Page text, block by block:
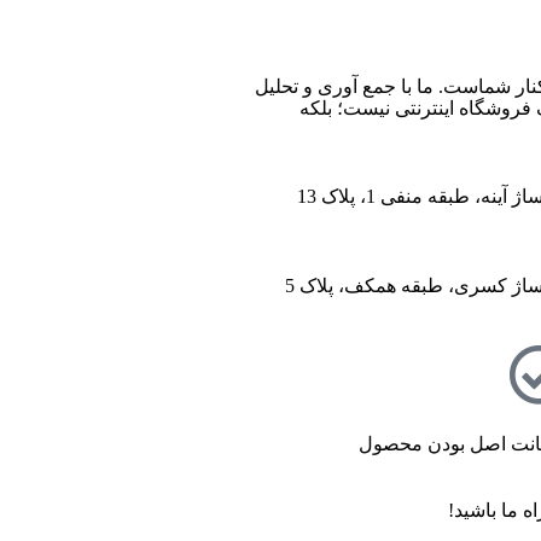
فروشگاه صنایع دستی در ایران، از سال 1396 با وب سایت (مس زنجان) شروع کردیم و حالا 024 کالا در کنار شماست. ما با جمع‌ آوری و تحلیل
اینترنتی، به خریداران کمک می‌کنیم تا انتخابی آگاهانه، هوشمندانه و به‌ صرفه داشته باشند. 024 کالا یک فروشگاه اینترنتی نیست؛ بلکه
طبقه منفی 1، پلاک 13
کسری، طبقه همکف، پلاک 5
اصل بودن محصول
ما باشید!